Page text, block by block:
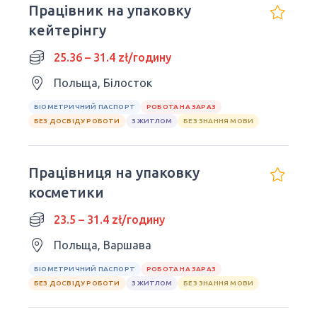
Працівник на упаковку
кейтерінгу
25.36 – 31.4 zł/годину
Польща, Білосток
БІОМЕТРИЧНИЙ ПАСПОРТ
РОБОТА НА ЗАРАЗ
БЕЗ ДОСВІДУ РОБОТИ
З ЖИТЛОМ БЕЗ ЗНАННЯ МОВИ
Працівниця на упаковку
косметики
23.5 – 31.4 zł/годину
Польща, Варшава
БІОМЕТРИЧНИЙ ПАСПОРТ
РОБОТА НА ЗАРАЗ
БЕЗ ДОСВІДУ РОБОТИ
З ЖИТЛОМ БЕЗ ЗНАННЯ МОВИ